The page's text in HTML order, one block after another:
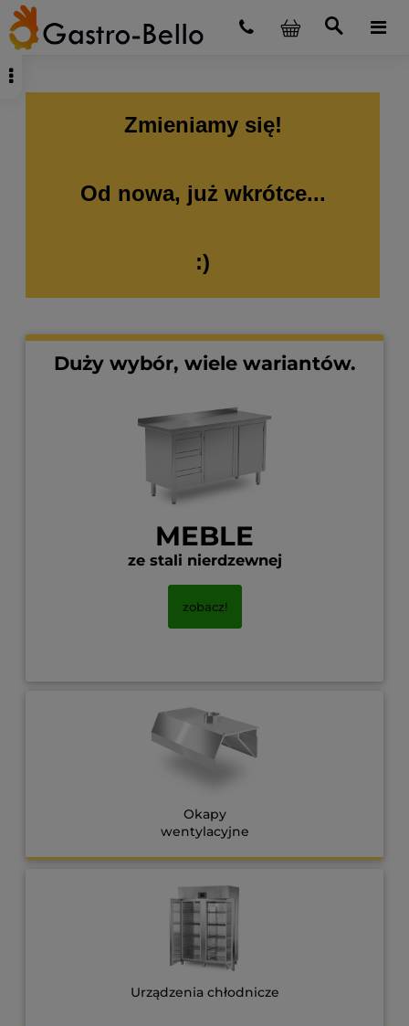
Zmieniamy się!
Od nowa, już wkrótce...
:)
Duży wybór, wiele wariantów.
MEBLE
ze stali nierdzewnej
zobacz!
Okapy
wentylacyjne
Urządzenia chłodnicze